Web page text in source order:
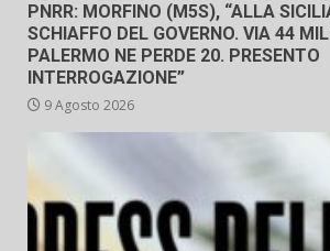
PNRR: MORFINO (M5S), “ALLA
SCHIAFFO DEL GOVERNO. VIA 44
PALERMO NE PERDE 20. PRESENTO
INTERROGAZIONE”
9 Agosto 2026